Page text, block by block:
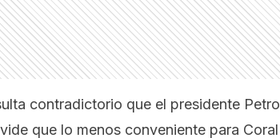
contradictorio que el presidente
que lo menos conveniente para